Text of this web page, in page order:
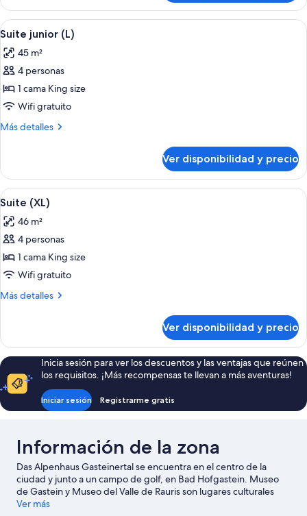
doble
Deluxe
(M)
Ver
todas
las
fotos
de
Suite
junior
Habitación de hotel con cama,
5
Suite junior (L)
45 m²
4 personas
1 cama King size
Wifi gratuito
Más detalles
Más
junior
(L)
Ver disponibilidad y precio
Ver
todas
las
fotos
de
Suite
(XL)
Una habitación de hotel con una
6
Suite (XL)
46 m²
4 personas
1 cama King size
Wifi gratuito
Más detalles
Más
(XL)
Ver disponibilidad y precio
Inicia sesión para ver los descuentos y las ventajas que reúnen
los requisitos. ¡Más recompensas te llevan a más aventuras!
Iniciar sesión Registrarme gratis
Información de la zona
Das Alpenhaus Gasteinertal se encuentra en el centro de la
ciudad y junto a un campo de golf, en Bad Hofgastein. Museo
de Gastein y Museo del Valle de Rauris son lugares culturales
destacados, y algunos de los puntos de interés del área incluyen
Ver más